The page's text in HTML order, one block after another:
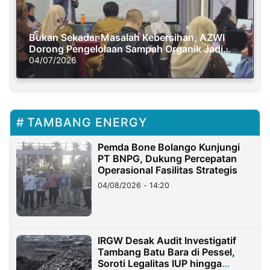
Bukan Sekadar Masalah Kebersihan, AZWI
Dorong Pengelolaan Sampah Organik Jadi
Solusi Krisis Iklim
04/07/2026
TAMBANG ENERGY
Pemda Bone Bolango Kunjungi
PT BNPG, Dukung Percepatan
Operasional Fasilitas Strategis
04/08/2026 - 14:20
IRGW Desak Audit Investigatif
Tambang Batu Bara di Pessel,
Soroti Legalitas IUP hingga